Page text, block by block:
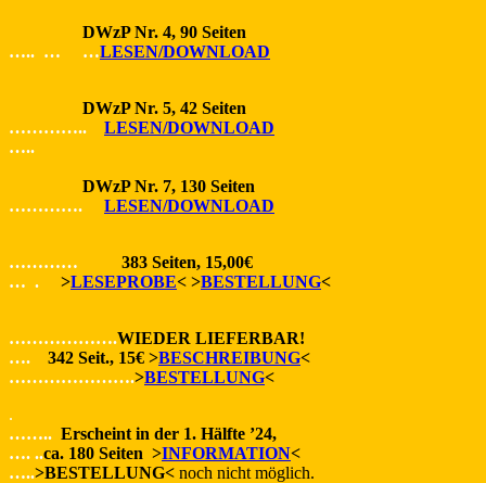
DWzP Nr. 4, 90 Seiten
….. … …LESEN/DOWNLOAD
DWzP Nr. 5, 42 Seiten
………….. LESEN/DOWNLOAD
…..
DWzP Nr. 7, 130 Seiten
…………. LESEN/DOWNLOAD
………… 383 Seiten, 15,00€
… . >LESEPROBE< >BESTELLUNG<
……………….WIEDER LIEFERBAR!
…. 342 Seit., 15€ >BESCHREIBUNG<
………………….>BESTELLUNG<
.
…….. Erscheint in der 1. Hälfte ’24,
…. ..ca. 180 Seiten >INFORMATION<
…..>BESTELLUNG< noch nicht möglich.